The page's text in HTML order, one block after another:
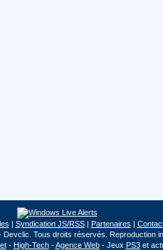
| Syndication JS/RSS| Partenaires |
Tous droits réservés. Reproduction
- High-Tech-Agence Web- Jeux PS3et